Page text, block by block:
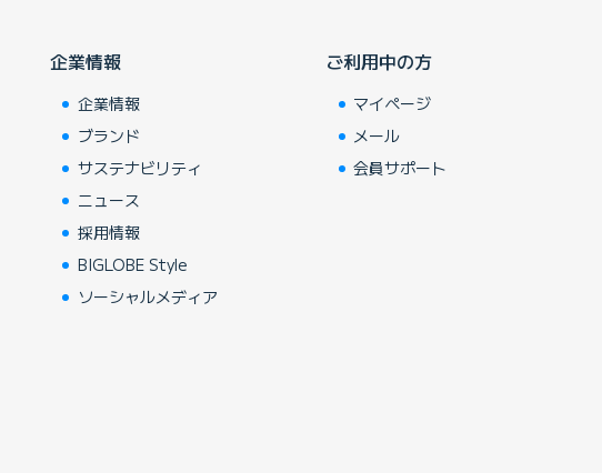
企業情報
企業情報
ブランド
サステナビリティ
ニュース
採用情報
BIGLOBE Style
ソーシャルメディア
ご利用中の方
マイページ
メール
会員サポート